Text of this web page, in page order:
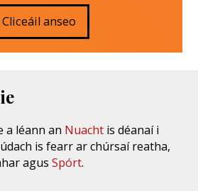
Cliceáil anseo
a léann an Nuacht is déanaí i
is fearr ar chúrsaí reatha,
agusSpórt.